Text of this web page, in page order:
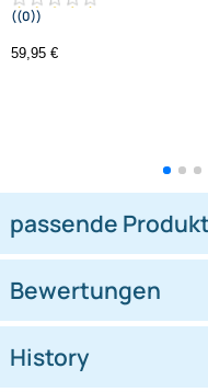
Jetzt auf